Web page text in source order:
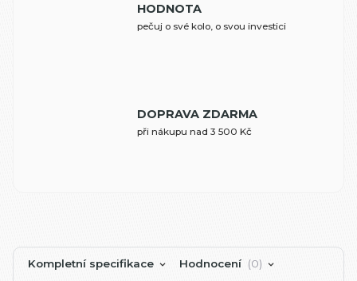
HODNOTA
pečuj o své kolo, o svou investici
DOPRAVA ZDARMA
při nákupu nad 3 500 Kč
Kompletní specifikace Hodnocení 0